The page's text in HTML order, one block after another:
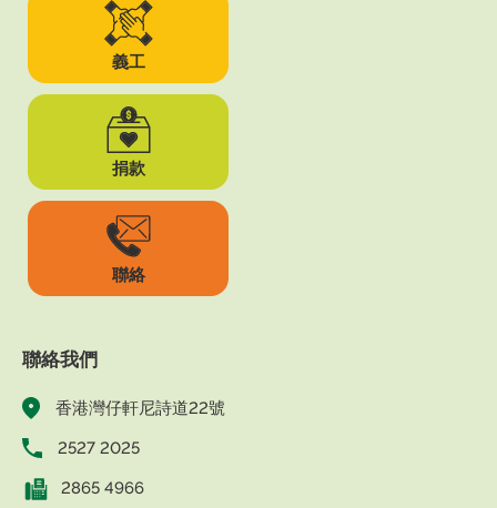
義工
捐款
聯絡
聯絡我們
香港灣仔軒尼詩道22號
2527 2025
2865 4966